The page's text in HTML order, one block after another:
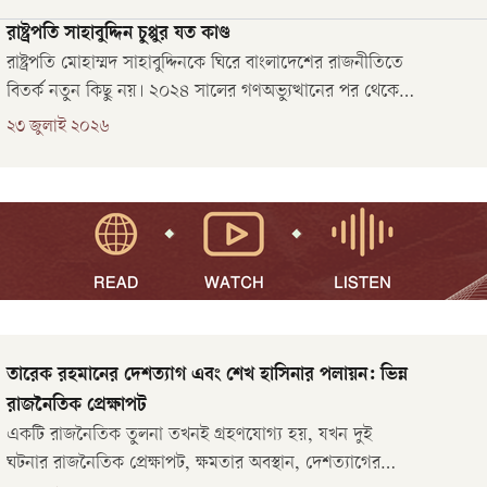
(ভারত) একটু কমার সম্ভাবনা দেখতেছি।’
রাষ্ট্রপতি সাহাবুদ্দিন চুপ্পুর যত কাণ্ড
রাষ্ট্রপতি মোহাম্মদ সাহাবুদ্দিনকে ঘিরে বাংলাদেশের রাজনীতিতে
বিতর্ক নতুন কিছু নয়। ২০২৪ সালের গণঅভ্যুত্থানের পর থেকেই
তাঁর অবস্থান নিয়ে প্রশ্ন উঠতে শুরু করে। কার্যক্রম নিষিদ্ধ
তাঁকে পদচ্যু
২৩ জুলাই ২০২৬
তারেক রহমানের দেশত্যাগ এবং শেখ হাসিনার পলায়ন: ভিন্ন
রাজনৈতিক প্রেক্ষাপট
একটি রাজনৈতিক তুলনা তখনই গ্রহণযোগ্য হয়, যখন দুই
ঘটনার রাজনৈতিক প্রেক্ষাপট, ক্ষমতার অবস্থান, দেশত্যাগের